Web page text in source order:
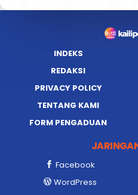
INDEKS
REDAKSI
PRIVACY POLICY
TENTANG KAMI
FORM PENGADUAN
Facebook
WordPress